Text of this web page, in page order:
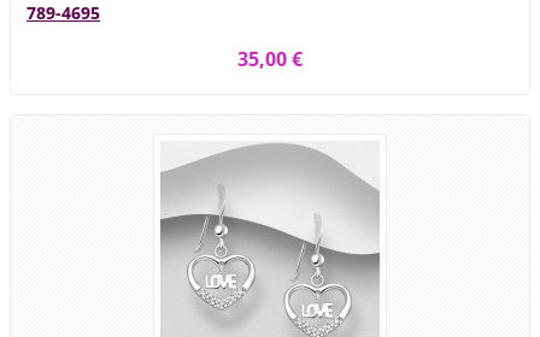
789-4695
35,00 €